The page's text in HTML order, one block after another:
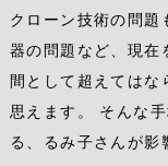
クローン技術の問題
器の問題など、現在
間として超えてはな
思えます。 そんな
る、るみ子さんが影